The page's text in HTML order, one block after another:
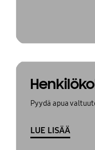
Pyydä apua
LUE LISÄÄ